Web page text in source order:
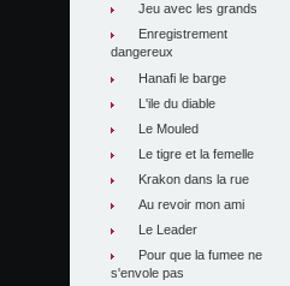
Jeu avec les grands
Enregistrement
dangereux
Hanafi le barge
L'ile du diable
Le Mouled
Le tigre et la femelle
Krakon dans la rue
Au revoir mon ami
Le Leader
Pour que la fumee ne
s'envole pas